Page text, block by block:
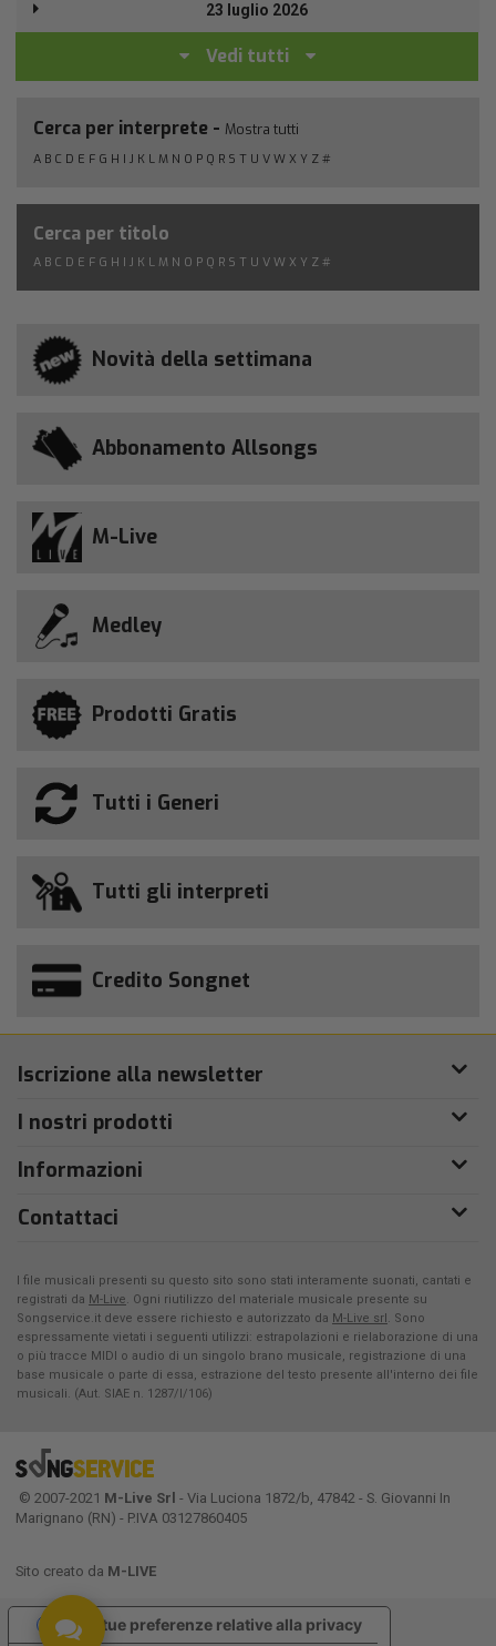
23 luglio 2026
Vedi tutti
Cerca per interprete - Mostra tutti
A B C D E F G H I J K L M N O P Q R S T U V W X Y Z #
Cerca per titolo
A B C D E F G H I J K L M N O P Q R S T U V W X Y Z #
Novità della settimana
Abbonamento Allsongs
M-Live
Medley
Prodotti Gratis
Tutti i Generi
Tutti gli interpreti
Credito Songnet
Iscrizione alla newsletter
I nostri prodotti
Informazioni
Contattaci
I file musicali presenti su questo sito sono stati interamente suonati, cantati e
registrati da M-Live. Ogni riutilizzo del materiale musicale presente su
Songservice.it deve essere richiesto e autorizzato da M-Live srl. Sono
espressamente vietati i seguenti utilizzi: estrapolazioni e rielaborazione di una
o più tracce MIDI o audio di un singolo brano musicale, registrazione di una
base musicale o parte di essa, estrazione del testo presente all'interno dei file
musicali. (Aut. SIAE n. 1287/I/106)
© 2007-2021 M-Live Srl - Via Luciona 1872/b, 47842 - S. Giovanni In
Marignano (RN) - P.IVA 03127860405
Sito creato da M-LIVE
Le tue preferenze relative alla privacy